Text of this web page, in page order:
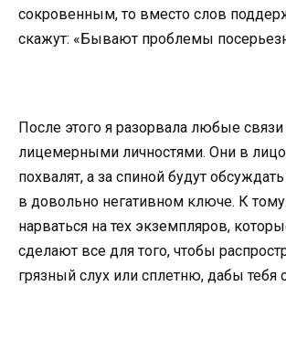
сокровенным, то вместо слов
скажут: «Бывают проблемы
После этого я разорвала любые связи
лицемерными личностями. Они в
похвалят, а за спиной будут
в довольно негативном ключе. К
нарваться на тех экземпляров,
сделают все для того, чтобы
грязный слух или сплетню, дабы тебя